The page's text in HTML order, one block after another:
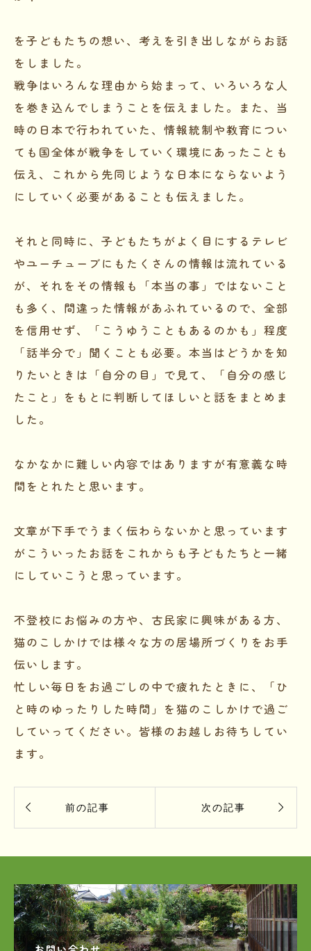
を子どもたちの想い、考えを引き出しながらお話
をしました。
戦争はいろんな理由から始まって、いろいろな人
を巻き込んでしまうことを伝えました。また、当
時の日本で行われていた、情報統制や教育につい
ても国全体が戦争をしていく環境にあったことも
伝え、これから先同じような日本にならないよう
にしていく必要があることも伝えました。
それと同時に、子どもたちがよく目にするテレビ
やユーチューブにもたくさんの情報は流れている
が、それをその情報も「本当の事」ではないこと
も多く、間違った情報があふれているので、全部
を信用せず、「こうゆうこともあるのかも」程度
「話半分で」聞くことも必要。本当はどうかを知
りたいときは「自分の目」で見て、「自分の感じ
たこと」をもとに判断してほしいと話をまとめま
した。
なかなかに難しい内容ではありますが有意義な時
間をとれたと思います。
文章が下手でうまく伝わらないかと思っています
がこういったお話をこれからも子どもたちと一緒
にしていこうと思っています。
不登校にお悩みの方や、古民家に興味がある方、
猫のこしかけでは様々な方の居場所づくりをお手
伝いします。
忙しい毎日をお過ごしの中で疲れたときに、「ひ
と時のゆったりした時間」を猫のこしかけで過ご
していってください。皆様のお越しお待ちしてい
ます。
 前の記事 次の記事 